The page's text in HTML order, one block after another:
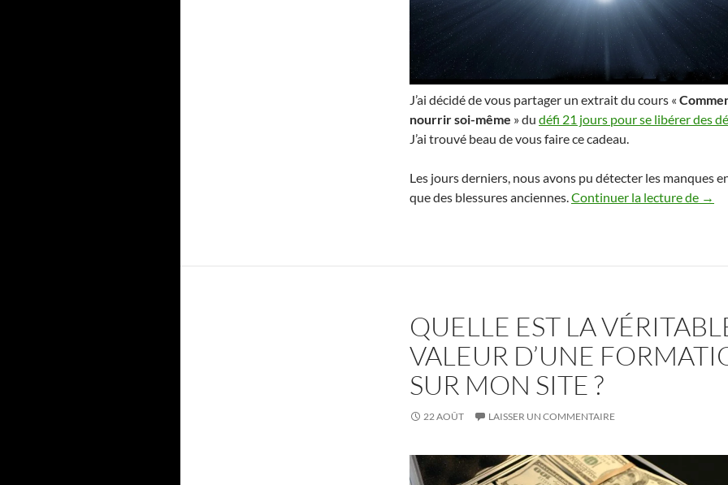
J’ai décidé de vous partager un extrait du cours «
nourrir soi-même » du défi 21 jours pour se libérer des
J’ai trouvé beau de vous faire ce cadeau.
Les jours derniers, nous avons pu détecter les manques
que des blessures anciennes.Continuer la lecture de →
QUELLE EST LA
VALEUR D’UNE
SUR MON SITE ?
22 AOÛT LAISSER UN COMMENTAIRE